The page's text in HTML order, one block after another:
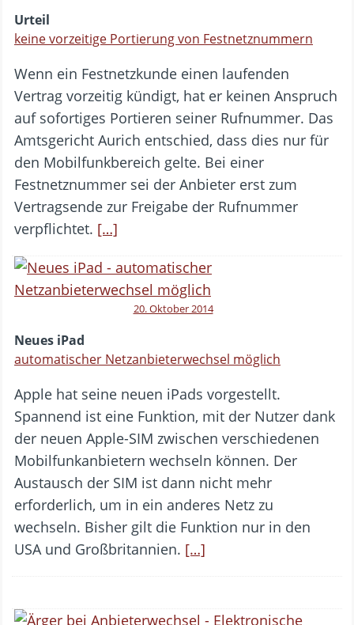
Urteil
keine vorzeitige Portierung von Festnetznummern
Wenn ein Festnetzkunde einen laufenden
Vertrag vorzeitig kündigt, hat er keinen Anspruch
auf sofortiges Portieren seiner Rufnummer. Das
Amtsgericht Aurich entschied, dass dies nur für
den Mobilfunkbereich gelte. Bei einer
Festnetznummer sei der Anbieter erst zum
Vertragsende zur Freigabe der Rufnummer
verpflichtet. […]
20. Oktober 2014
Neues iPad
automatischer Netzanbieterwechsel möglich
Apple hat seine neuen iPads vorgestellt.
Spannend ist eine Funktion, mit der Nutzer dank
der neuen Apple-SIM zwischen verschiedenen
Mobilfunkanbietern wechseln können. Der
Austausch der SIM ist dann nicht mehr
erforderlich, um in ein anderes Netz zu
wechseln. Bisher gilt die Funktion nur in den
USA und Großbritannien. […]